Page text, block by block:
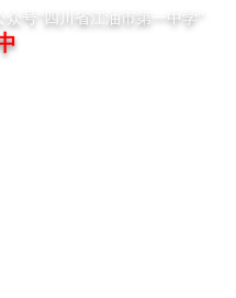
号“四川省江油市第一中学”